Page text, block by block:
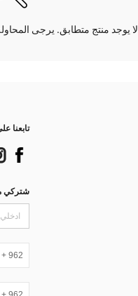
لا يوجد منتج متطابق. يرجى
تابعنا
شتركي
+ 962